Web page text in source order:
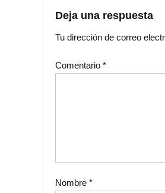
entradas
Deja una respuesta
Tu dirección de correo
Comentario *
Nombre *